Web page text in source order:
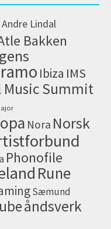
Andre Lindal
Bakken
Ibiza IMS
Summit
Nora Norsk
Phonofile
Rune
Sæmund
åndsverk